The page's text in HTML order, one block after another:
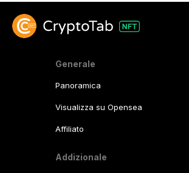
Generale
Panoramica
Visualizza su Opensea
Affiliato
Addizionale